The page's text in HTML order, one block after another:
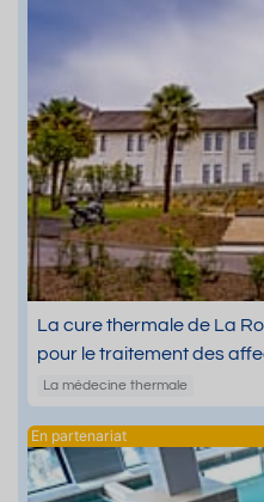
La cure thermale de La
pour le traitement des
La médecine thermale